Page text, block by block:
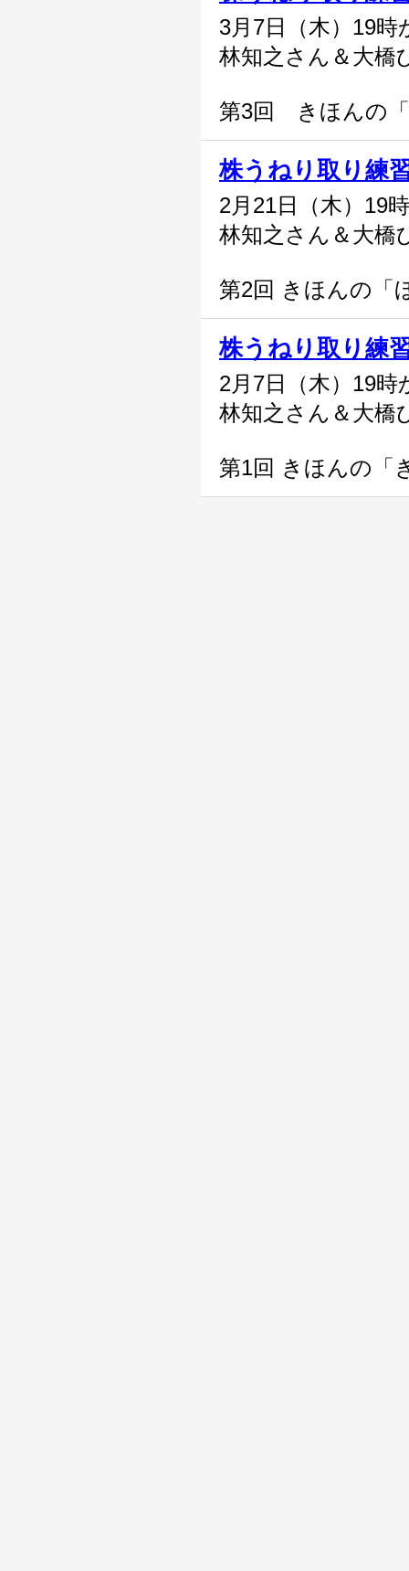
3月7日（木）19時
林知之さん＆大橋
第3回 きほんの
株うねり取り練
2月21日（木）19
林知之さん＆大橋
第2回 きほんの
株うねり取り練
2月7日（木）19時
林知之さん＆大橋
第1回 きほんの